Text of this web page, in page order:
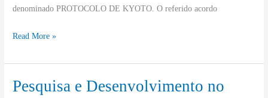
denominado PROTOCOLO DE KYOTO. O referido acordo
Carbono
Setor
Read More »
Pesquisa e Desenvolvimento no
Pesquisa